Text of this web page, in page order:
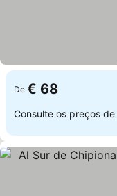
De € 68
Consulte os preços de